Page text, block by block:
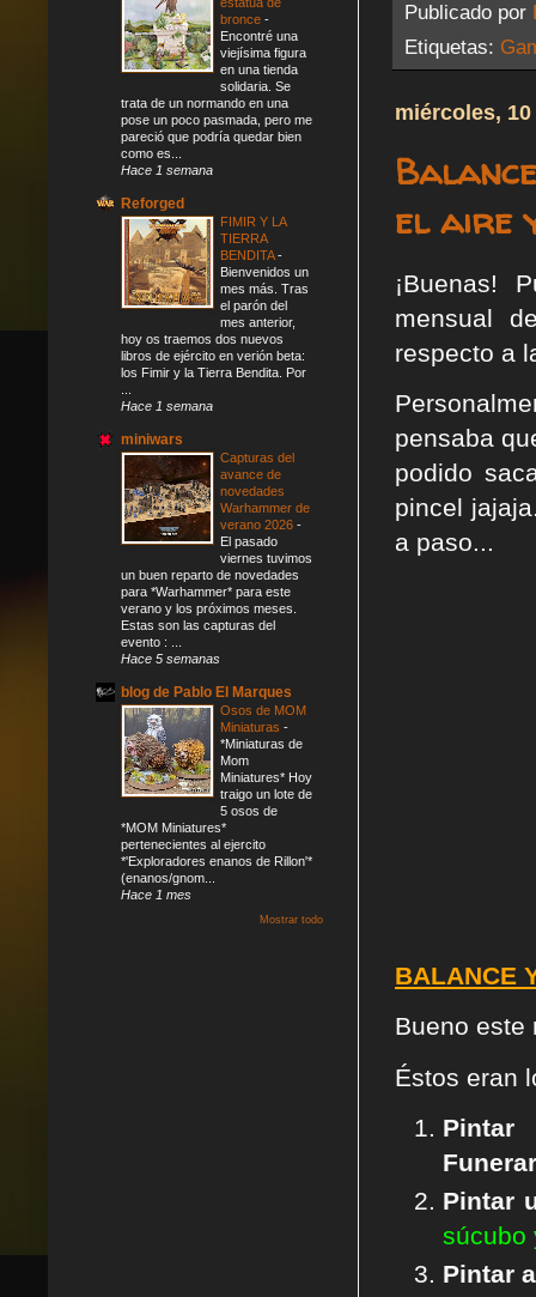
Publicado por
Etiquetas:
miércoles,
el aire
¡Buenas!
mensual
respecto a
pensaba
podido
pincel
a paso...
BALANCE
Bueno este
Éstos eran
Pintar
súcubo
Pintar
bronce -
Encontré una
viejísima figura
en una tienda
solidaria. Se
trata de un normando en una
pose un poco pasmada, pero me
pareció que podría quedar bien
como es...
Hace 1 semana
Reforged
FIMIR Y LA
TIERRA
BENDITA-
Bienvenidos un
mes más. Tras
el parón del
mes anterior,
hoy os traemos dos nuevos
libros de ejército en verión beta:
los Fimir y la Tierra Bendita. Por
Hace 1 semana
miniwars
Capturas del
avance de
novedades
Warhammer de
verano 2026 -
El pasado
viernes tuvimos
un buen reparto de novedades
para *Warhammer* para este
verano y los próximos meses.
Estas son las capturas del
evento : ...
Hace 5 semanas
blog de Pablo El Marques
Osos de MOM
Miniaturas -
*Miniaturas de
Mom
Miniatures* Hoy
traigo un lote de
5 osos de
*MOM Miniatures*
pertenecientes al ejercito
*'Exploradores enanos de Rillon'*
(enanos/gnom...
Hace 1 mes
Mostrar todo